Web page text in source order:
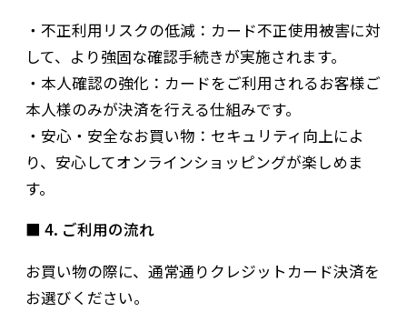
・不正利用リスクの低減：カード不正使用被害に対
して、より強固な確認手続きが実施されます。
・本人確認の強化：カードをご利用されるお客様ご
本人様のみが決済を行える仕組みです。
・安心・安全なお買い物：セキュリティ向上によ
り、安心してオンラインショッピングが楽しめま
す。
■ 4. ご利用の流れ
お買い物の際に、通常通りクレジットカード決済を
お選びください。